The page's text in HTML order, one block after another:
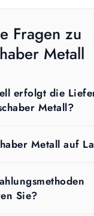
Fragen zu
Metall
erfolgt die
Metall?
Metall auf
Sie?